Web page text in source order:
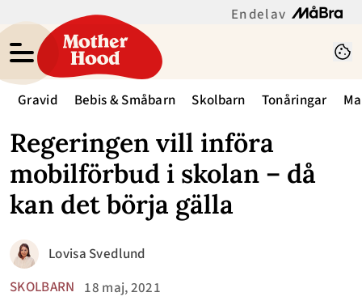
En del av
Gravid Bebis & Småbarn Skolbarn Tonåringar
Regeringen vill införa
mobilförbud i skolan – då
kan det börja gälla
SKOLBARN 18 maj, 2021
Lovisa Svedlund